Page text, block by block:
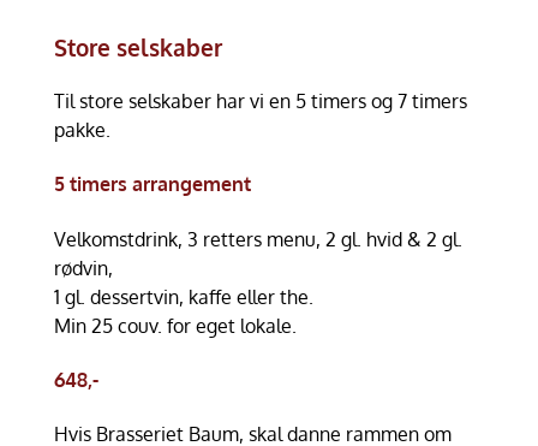
Store selskaber
Til store selskaber har vi en 5 timers og 7 timers
pakke.
5 timers arrangement
Velkomstdrink, 3 retters menu, 2 gl. hvid & 2 gl.
rødvin,
1 gl. dessertvin, kaffe eller the.
Min 25 couv. for eget lokale.
648,-
Hvis Brasseriet Baum, skal danne rammen om